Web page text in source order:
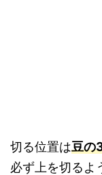
切る位置は豆の
必ず上を切るよ